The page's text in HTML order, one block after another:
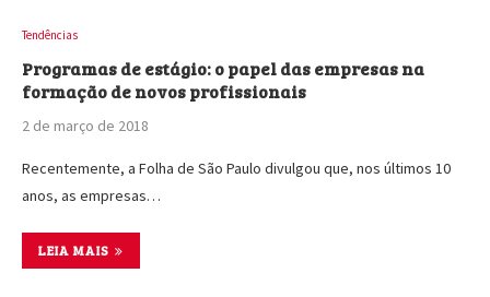
Tendências
Programas de estágio: o papel das empresas na
formação de novos profissionais
2 de março de 2018
Recentemente, a Folha de São Paulo divulgou que, nos últimos 10
anos, as empresas…
LEIA MAIS